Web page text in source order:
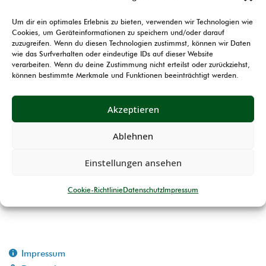
Um dir ein optimales Erlebnis zu bieten, verwenden wir Technologien wie
Cookies, um Geräteinformationen zu speichern und/oder darauf
zuzugreifen. Wenn du diesen Technologien zustimmst, können wir Daten
wie das Surfverhalten oder eindeutige IDs auf dieser Website
verarbeiten. Wenn du deine Zustimmung nicht erteilst oder zurückziehst,
können bestimmte Merkmale und Funktionen beeinträchtigt werden.
Akzeptieren
Ablehnen
Einstellungen ansehen
Cookie-RichtlinieDatenschutzImpressum
jetzt online.
Ihr findet diese wie gehabt unter Sport → Sonstige
Wettkämpfe →Damenpokal.
Allen geehrten möchte Ich nochmal meinen
Glückwunsch aussprechen und allen Teilnehmerinnen
wünsche Ich weiterhin „Gut Schuss!“.
Impressum